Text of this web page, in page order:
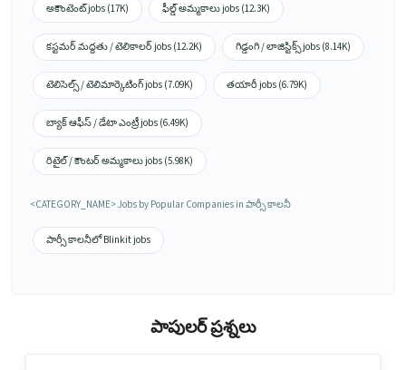
అకౌంటెంట్ jobs (17K) ఫీల్డ్ అమ్మకాలు jobs (12.3K)
కస్టమర్ మద్దతు / టెలికాలర్ jobs (12.2K) గిడ్డంగి / లాజిస్టిక్స్ jobs (8.14K)
టెలిసెల్స్ / టెలిమార్కెటింగ్ jobs (7.09K) తయారీ jobs (6.79K)
బ్యాక్ ఆఫీస్ / డేటా ఎంట్రీ jobs (6.49K)
రిటైల్ / కౌంటర్ అమ్మకాలు jobs (5.98K)
<CATEGORY_NAME> Jobs by Popular Companies in పార్సీ కాలనీ
పార్సీ కాలనీలో Blinkit jobs
పాపులర్ ప్రశ్నలు